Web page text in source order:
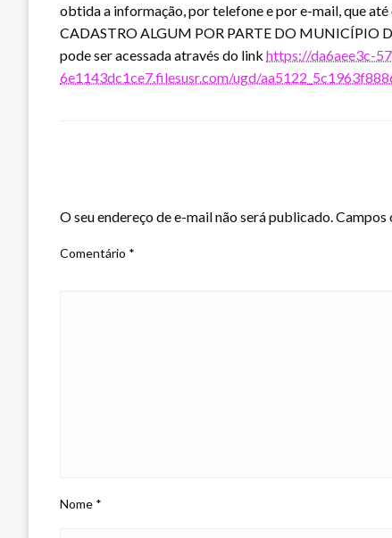
obtida a informação, por telefone e por e-mail, que
CADASTRO ALGUM POR PARTE DO MUNICÍPIO
pode ser acessada através do link https://da6aee3c-
6e1143dc1ce7.filesusr.com/ugd/
O seu endereço de e-mail não será publicado.Campos
Comentário *
Nome *